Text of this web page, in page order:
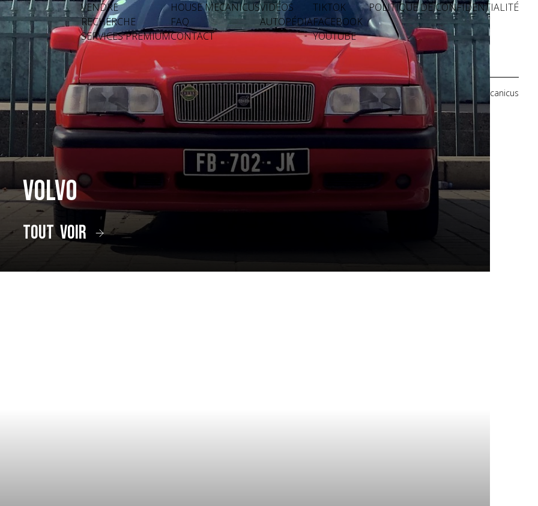
Volvo
tout voir
VENDRE
RECHERCHE
SERVICES PREMIUM
HOUSE MECANICUS
FAQ
CONTACT
VIDÉOS
AUTOPÉDIA
TIKTOK
FACEBOOK
YOUTUBE
POLITIQUE DE CONFIDENTIALITÉ
Crédits photos: Mecanicus